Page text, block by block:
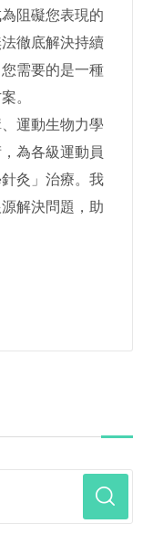
阻礙您表現的
徹底解決持續
需要的是一種
。
運動生物力學
為各級運動員
灸」治療。我
解決問題，助